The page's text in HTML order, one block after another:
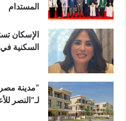
المستدام
الإسكان
السكنية في 5 مدن جديدة
لـ”النصر